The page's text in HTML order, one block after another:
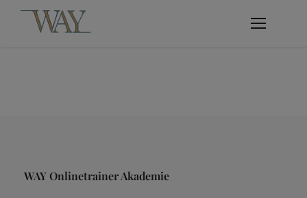
WAY Onlinetrainer Akademie